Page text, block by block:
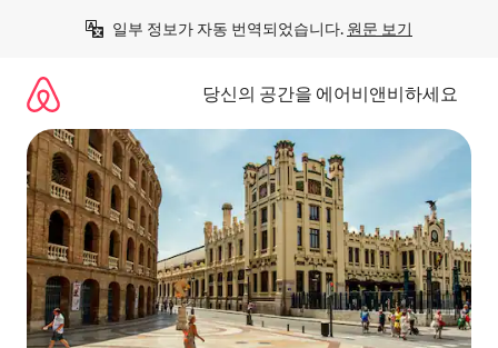
일부 정보가 자동 번역되었습니다. 원문 보기
당신의 공간을 에어비앤비하세요